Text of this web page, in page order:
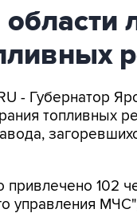
- Губернатор
топливных
102
управления